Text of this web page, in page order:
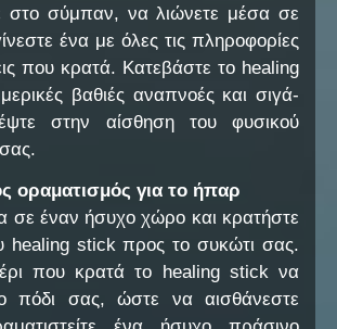
στο σύμπαν, να λιώνετε μέσα σε
ένα με όλες τις πληροφορίες
που κρατά. Κατεβάστε το healing
βαθιές αναπνοές και σιγά-
στην αίσθηση του φυσικού
οραματισμός για το ήπαρ
σε έναν ήσυχο χώρο και κρατήστε
healing stick προς το συκώτι σας.
που κρατά το healing stick να
πόδι σας, ώστε να αισθάνεστε